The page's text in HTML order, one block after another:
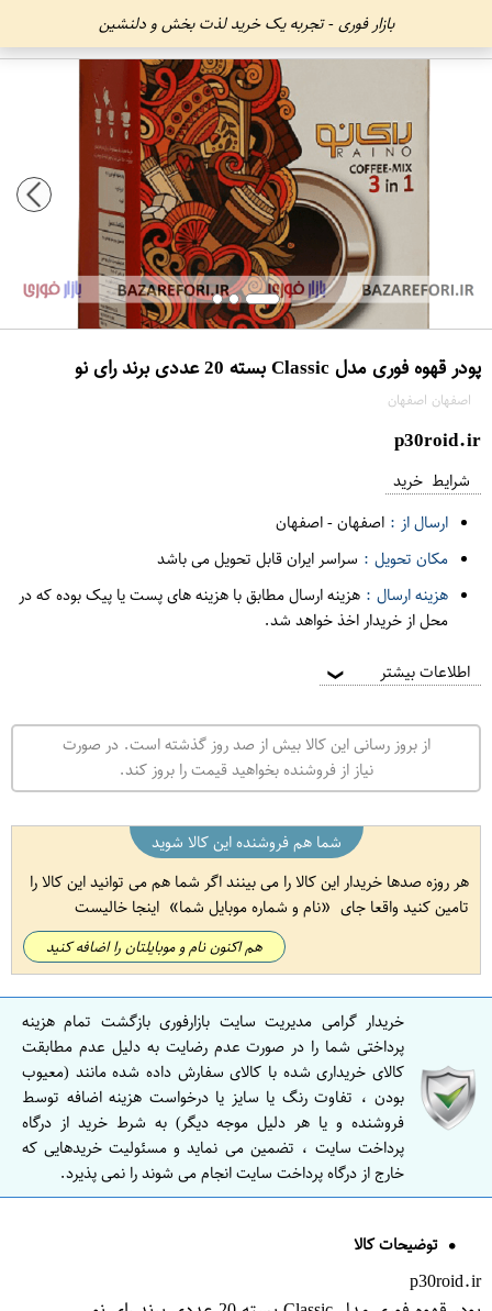
بازار فوری - تجربه یک خرید لذت بخش و دلنشین
پودر قهوه فوری مدل Classic بسته 20 عددی برند رای نو
اصفهان اصفهان
p30roid.ir
شرایط خرید
ارسال از : اصفهان-اصفهان
مکان تحویل : سراسر ایران قابل تحویل می باشد
هزینه ارسال : هزینه ارسال مطابق با هزینه های پست یا پیک بوده که در
محل از خریدار اخذ خواهد شد.
اطلاعات بیشتر ❯
از بروز رسانی این کالا بیش از صد روز گذشته است. در صورت
نیاز از فروشنده بخواهید قیمت را بروز کند.
شما هم فروشنده این کالا شوید
هر روزه صدها خریدار این کالا را می بینند اگر شما هم می توانید این کالا را
تامین کنید واقعا جای
نام و شماره موبایل شما اینجا خالیست
هم اکنون نام و موبایلتان را اضافه کنید
خریدار گرامی مدیریت سایت بازارفوری بازگشت تمام هزینه
پرداختی شما را در صورت عدم رضایت به دلیل عدم مطابقت
کالای خریداری شده با کالای سفارش داده شده مانند (معیوب
بودن ، تفاوت رنگ یا سایز یا درخواست هزینه اضافه توسط
فروشنده و یا هر دلیل موجه دیگر) به شرط خرید از درگاه
پرداخت سایت ، تضمین می نماید و مسئولیت خریدهایی که
خارج از درگاه پرداخت سایت انجام می شوند را نمی پذیرد.
توضیحات کالا
p30roid.ir